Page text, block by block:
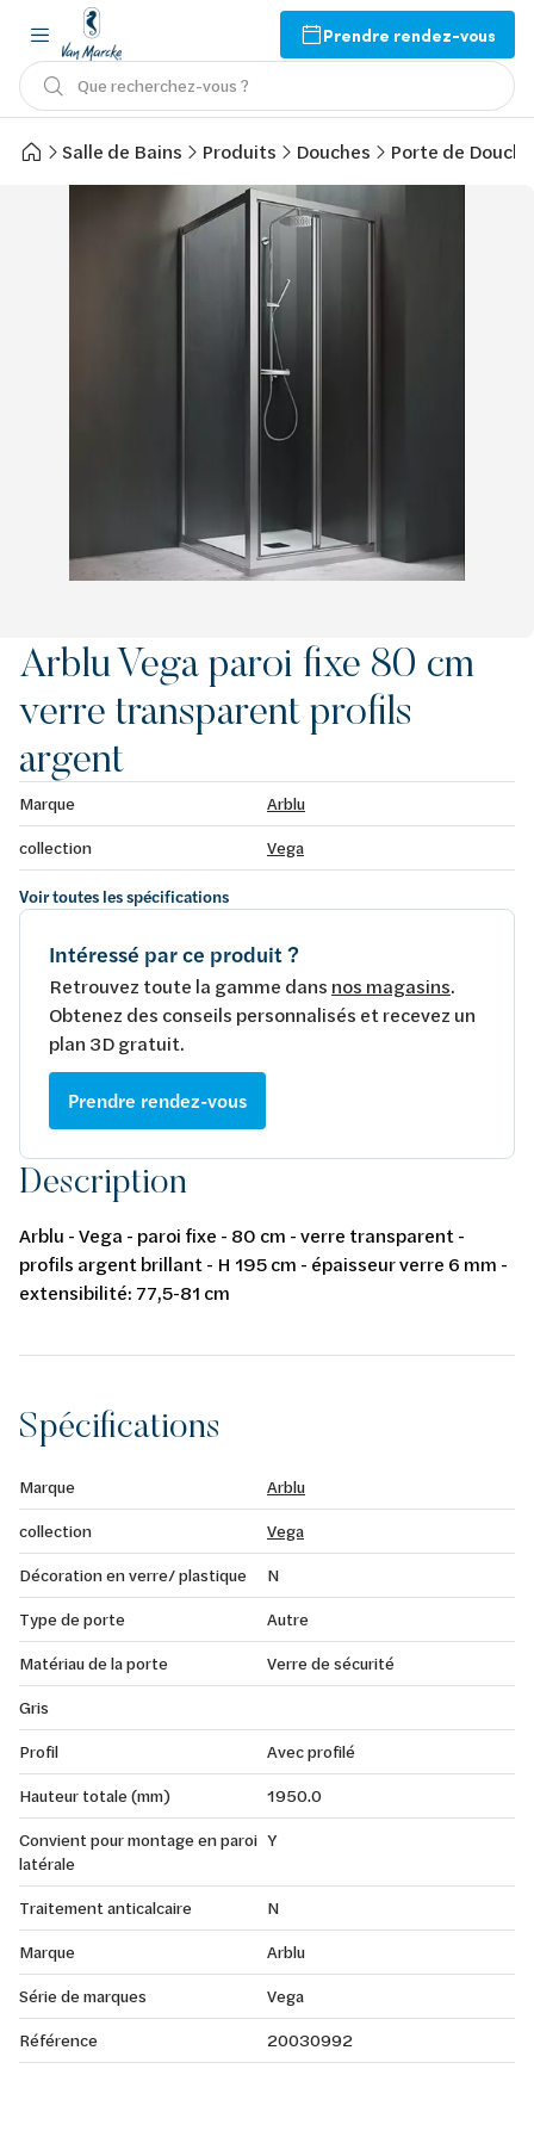
Prendre rendez-vous
Que recherchez-vous ?
Salle de Bains Produits Douches Porte de Douche
Arblu Vega paroi fixe 80 cm
verre transparent profils
argent
Marque
Arblu
collection
Vega
Voir toutes les spécifications
Intéressé par ce produit ?
Retrouvez toute la gamme dans nos magasins.
Obtenez des conseils personnalisés et recevez un
plan 3D gratuit.
Prendre rendez-vous
Description
Arblu - Vega - paroi fixe - 80 cm - verre transparent -
profils argent brillant - H 195 cm - épaisseur verre 6 mm -
extensibilité: 77,5-81 cm
Spécifications
Marque
Arblu
collection
Vega
Décoration en verre/ plastique
N
Type de porte
Autre
Matériau de la porte
Verre de sécurité
Gris
Profil
Avec profilé
Hauteur totale (mm)
1950.0
Convient pour montage en paroi
latérale
Y
Traitement anticalcaire
N
Marque
Arblu
Série de marques
Vega
Référence
20030992